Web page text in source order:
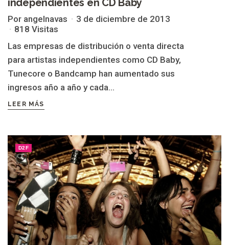
independientes en CD Baby
Por angelnavas
3 de diciembre de 2013
818 Visitas
Las empresas de distribución o venta directa
para artistas independientes como CD Baby,
Tunecore o Bandcamp han aumentado sus
ingresos año a año y cada...
LEER MÁS
D2F